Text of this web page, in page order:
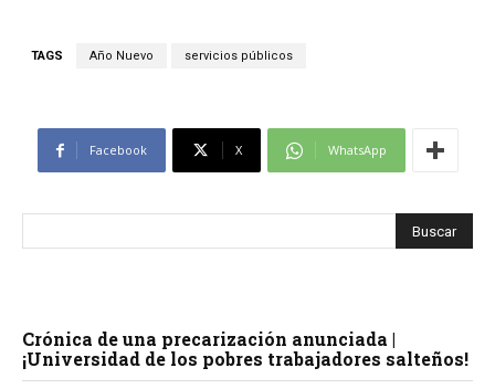
TAGS Año Nuevo servicios públicos
Facebook X WhatsApp
Crónica de una precarización anunciada |
¡Universidad de los pobres trabajadores salteños!